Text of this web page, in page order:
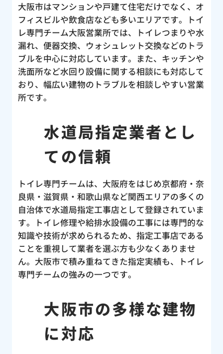
大阪市はマンションや戸建て住宅だけでなく、オ
フィスビルや飲食店なども多いエリアです。トイ
レ専門チーム大阪営業所では、トイレつまりや水
漏れ、便器交換、ウォシュレット交換などのトラ
ブルを中心に対応しています。また、キッチンや
洗面所など水回り設備に関する相談にも対応して
おり、幅広い建物のトラブルを相談しやすい営業
所です。
水道局指定業者とし
ての信頼
トイレ専門チームは、大阪府をはじめ京都府・奈
良県・滋賀県・和歌山県など関西エリアの多くの
自治体で水道局指定工事店として登録されていま
す。トイレ修理や給排水設備の工事には専門的な
知識や技術が求められるため、指定工事店である
ことを重視して業者を選ぶ方も少なくありませ
ん。大阪市で積み重ねてきた指定実績も、トイレ
専門チームの強みの一つです。
大阪市の多様な建物
に対応